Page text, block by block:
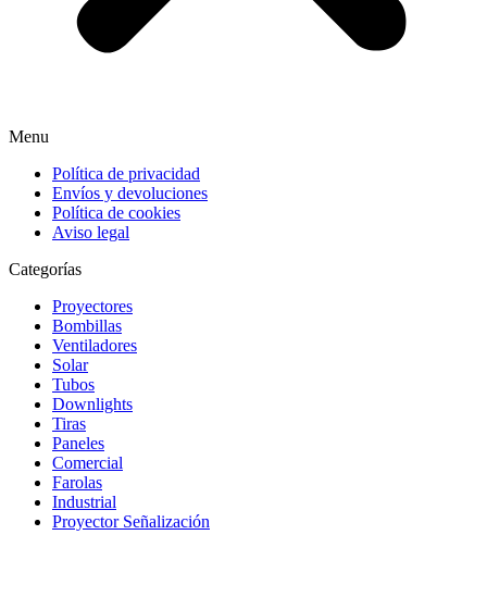
Menu
Política de privacidad
Envíos y devoluciones
Política de cookies
Aviso legal
Categorías
Proyectores
Bombillas
Ventiladores
Solar
Tubos
Downlights
Tiras
Paneles
Comercial
Farolas
Industrial
Proyector Señalización